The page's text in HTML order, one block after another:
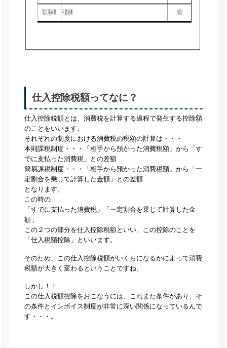
仕入控除税額ってなに？
仕入控除税額とは、消費税を計算する過程で発生する控除額
のことをいいます。
それぞれの制度における消費税の税額の計算は・・・
本則課税制度・・・「相手から預かった消費税額」から「す
でに支払った消費税」との差額
簡易課税制度・・・「相手から預かった消費税額」から「一
定割合を乗じて計算した金額」との差額
となります。
この時の
「すでに支払った消費税」「一定割合を乗じて計算した金
額」
この２つの部分を仕入控除税額といい、この控除のことを
「仕入税額控除」といいます。
そのため、この仕入控除税額がいくらになるかによって消費
税額が大きく変わるということですね。
しかし！！
この仕入税額控除をおこなうには、これまた条件があり、そ
の条件とインボイス制度が非常に深い関係になっているんで
す・・・。